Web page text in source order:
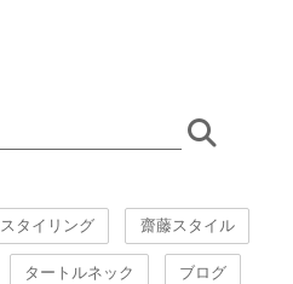
スタイリング 齋藤スタイル
タートルネック ブログ